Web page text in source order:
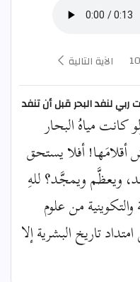
الآية التالية
ربي لنفد البحر قبل أن تنفد
مياهُ البحار
أفلا يستحق
ويعظَّم ويمجَّد؟ للهِ
من علوم
تاريخ البشرية إلا